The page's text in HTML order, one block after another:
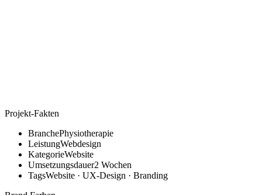
Projekt-Fakten
BranchePhysiotherapie
LeistungWebdesign
KategorieWebsite
Umsetzungsdauer2 Wochen
TagsWebsite · UX-Design · Branding